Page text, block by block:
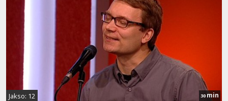
Jakso: 12 30 min